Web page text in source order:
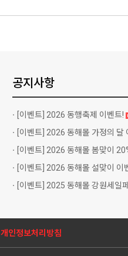
공지사항
[이벤트] 2026 동행축제 이벤트!
[이벤트] 2026 동해몰 가정의 달
[이벤트] 2026 동해몰 봄맞이
[이벤트] 2026 동해몰 설맞이 이
[이벤트] 2025 동해몰 강원세일
개인정보처리방침